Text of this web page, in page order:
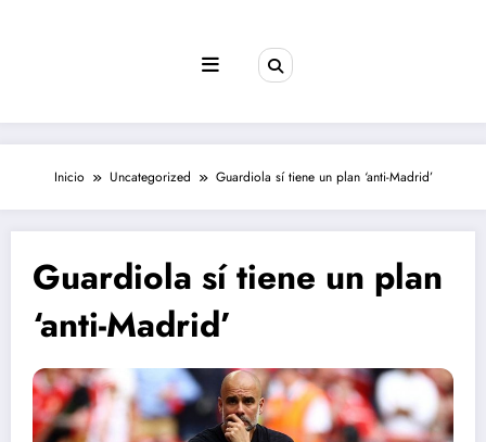
Inicio Uncategorized Guardiola sí tiene un plan ‘anti-Madrid’
Guardiola sí tiene un plan
‘anti-Madrid’